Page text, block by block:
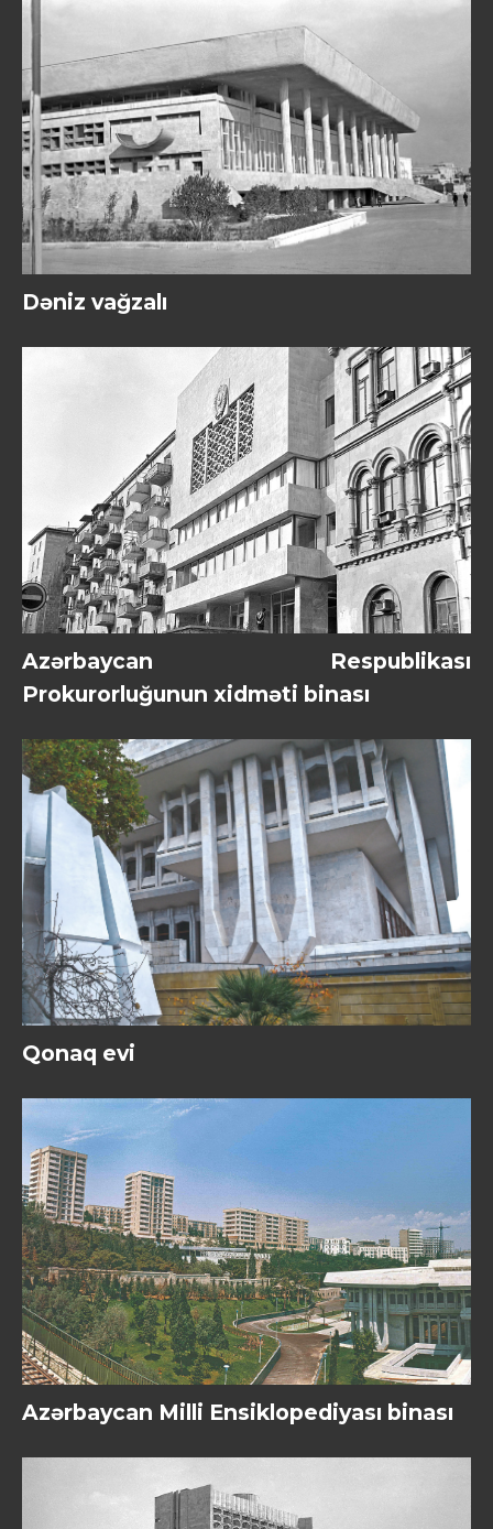
Dəniz vağzalı
Azərbaycan Respublikası
Prokurorluğunun xidməti binası
Qonaq evi
Azərbaycan Milli Ensiklopediyası binası